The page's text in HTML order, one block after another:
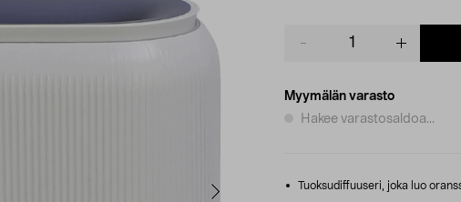
Myymälän varasto
Hakee varastosaldoa...
Tuoksudiffuuseri, joka luo